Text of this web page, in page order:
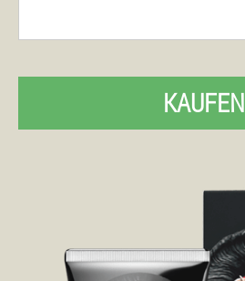
KAUFEN